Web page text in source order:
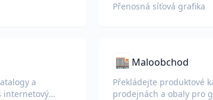
Přenosná síťová grafika
a
internetový
🏬 Maloobchod
Překládejte produktové
prodejnách a obaly pro